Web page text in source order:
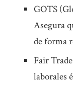
GOTS
Asegura
de forma
Fair
laborales